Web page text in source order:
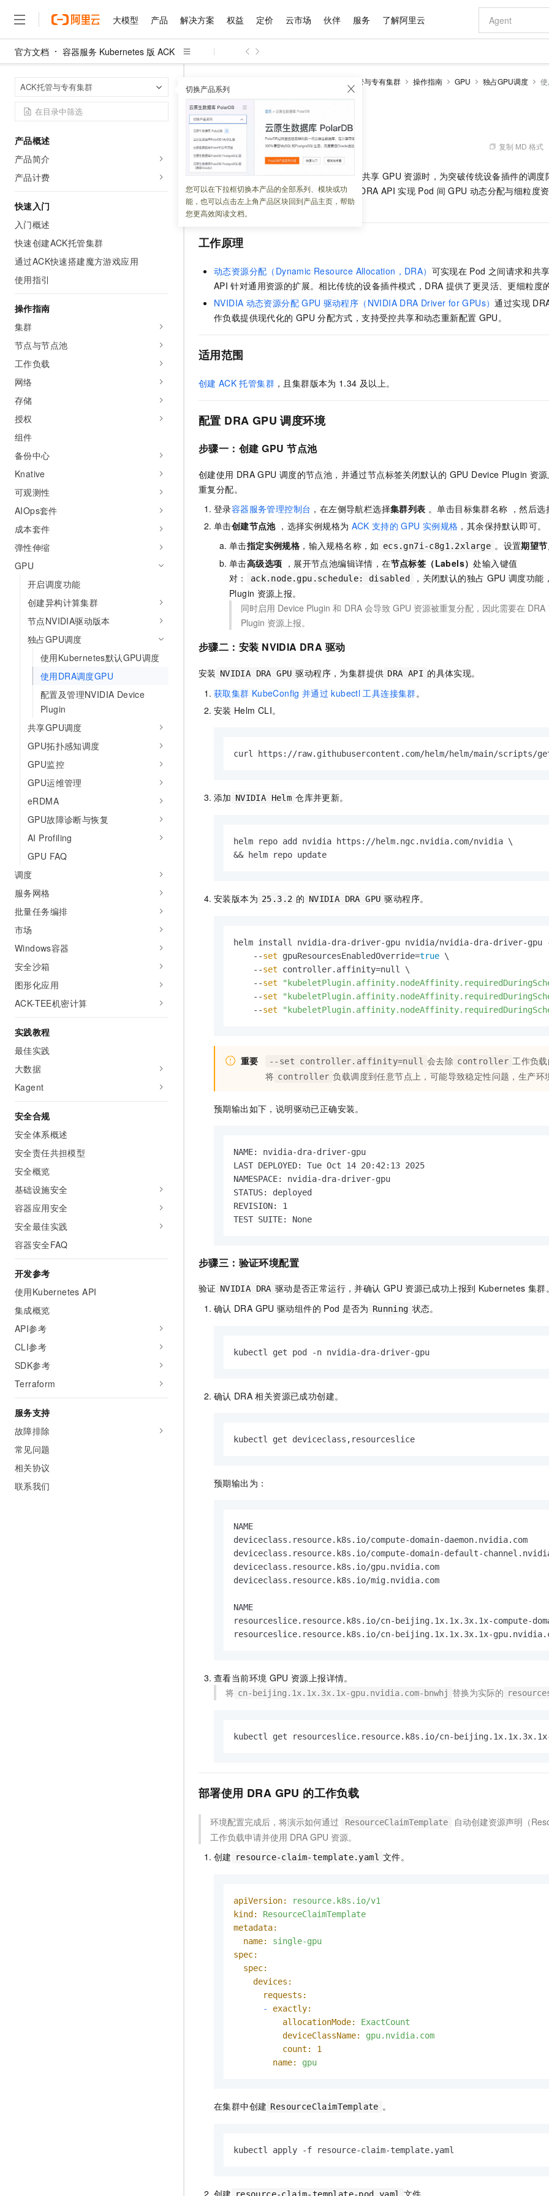
大模型 产品 解决方案 权益 定价 云市场 伙伴 服务 了解阿里云
官方文档 容器服务 Kubernetes 版 ACK
ACK托管与专有集群 切换产品系列
您可以在下拉框切换本产品的全部系列、模块或功
能，也可以点击左上角产品区块回到产品主页，帮助
您更高效阅读文档。
产品概述
产品简介
产品计费
快速入门
入门概述
快速创建ACK托管集群
通过ACK快速搭建魔方游戏应用
使用指引
操作指南
集群
节点与节点池
工作负载
网络
存储
授权
组件
备份中心
Knative
可观测性
AIOps套件
成本套件
弹性伸缩
GPU
开启调度功能
创建异构计算集群
节点NVIDIA驱动版本
独占GPU调度
使用Kubernetes默认GPU调度
使用DRA调度GPU
配置及管理NVIDIA Device
Plugin
共享GPU调度
GPU拓扑感知调度
GPU监控
GPU运维管理
eRDMA
GPU故障诊断与恢复
AI Profiling
GPU FAQ
调度
服务网格
批量任务编排
市场
Windows容器
安全沙箱
图形化应用
ACK-TEE机密计算
实践教程
最佳实践
大数据
Kagent
安全合规
安全体系概述
安全责任共担模型
安全概览
基础设施安全
容器应用安全
安全最佳实践
容器安全FAQ
开发参考
使用Kubernetes API
集成概览
API参考
CLI参考
SDK参考
Terraform
服务支持
故障排除
常见问题
相关协议
联系我们
ACK托管与专有集群 操作指南 GPU 独占GPU调度
使用DRA调度GPU
更新时间： 2026-03-06 10:36:53 复制 MD 格式
训练和推理场景中，当多个应用需要共享 GPU 资源时，为突破传统设备插件的调度
署 NVIDIA DRA 驱动，通过 Kubernetes DRA API 实现 Pod 间 GPU 动态分配与细粒度
率并降低成本。
工作原理
动态资源分配（Dynamic Resource Allocation，DRA） 可实现在 Pod 之间请求和共
API 针对通用资源的扩展。相比传统的设备插件模式，DRA 提供了更灵活、更细粒度
NVIDIA 动态资源分配 GPU 驱动程序（NVIDIA DRA Driver for GPUs）通过实现
作负载提供现代化的 GPU 分配方式，支持受控共享和动态重新配置 GPU。
适用范围
创建 ACK 托管集群 ，且集群版本为 1.34 及以上。
配置 DRA GPU 调度环境
步骤一：创建 GPU 节点池
创建使用 DRA GPU 调度的节点池，并通过节点标签关闭默认的 GPU Device Plugin 资
重复分配。
登录容器服务管理控制台 ，在左侧导航栏选择集群列表 。单击目标集群名称 ，然后选
单击创建节点池，选择实例规格为 ACK 支持的 GPU 实例规格 ，其余保持默认即可。
单击指定实例规格 ，输入规格名称，如 ecs.gn7i-c8g1.2xlarge 。设置期望
单击高级选项 ，展开节点池编辑详情，在节点标签（Labels）处输入键值
对：
ack.node.gpu.schedule: disabled ，关闭默认的独占 GPU 调度功能
Plugin 资源上报。
同时启用 Device Plugin 和 DRA 会导致 GPU 资源被重复分配，因此需要在 DRA
Plugin 资源上报。
步骤二：安装 NVIDIA DRA 驱动
安装 NVIDIA DRA GPU 驱动程序，为集群提供 DRA API 的具体实现。
获取集群 KubeConfig 并通过 kubectl 工具连接集群。
安装 Helm CLI。
curl https://raw.githubusercontent.com/helm/helm/main/scripts/
添加 NVIDIA Helm 仓库并更新。
helm repo add nvidia https://helm.ngc.nvidia.com/nvidia \
&& helm repo update
安装版本为 25.3.2 的 NVIDIA DRA GPU 驱动程序。
helm install nvidia-dra-driver-gpu nvidia/nvidia-dra-driver-gpu
    --
set gpuResourcesEnabledOverride=true \
    --
set controller.affinity=null \
    --
set
    --
set
    --
set
重要 --set controller.affinity=null 会去除 controller 工作负
将 controller 负载调度到任意节点上，可能导致稳定性问题，生产环
预期输出如下，说明驱动已正确安装。
NAME: nvidia-dra-driver-gpu
LAST DEPLOYED: Tue Oct 14 20:42:13 2025
NAMESPACE: nvidia-dra-driver-gpu
STATUS: deployed
REVISION: 1
TEST SUITE: None
步骤三：验证环境配置
验证 NVIDIA DRA 驱动是否正常运行，并确认 GPU 资源已成功上报到 Kubernetes 集群
确认 DRA GPU 驱动组件的 Pod 是否为 Running 状态。
kubectl get pod -n nvidia-dra-driver-gpu
确认 DRA 相关资源已成功创建。
kubectl get deviceclass,resourceslice
预期输出为：
NAME
deviceclass.resource.k8s.io/compute-domain-
deviceclass.resource.k8s.io/compute-domain-default-
deviceclass.resource.k8s.io/gpu.nvidia.com
deviceclass.resource.k8s.io/mig.nvidia.com
NAME
resourceslice.resource.k8s.io/cn-beijing.1x.1x.3x.1x-compute-
resourceslice.resource.k8s.io/cn-beijing.1x.1x.3x.1x-
查看当前环境 GPU 资源上报详情。
将 cn-beijing.1x.1x.3x.1x-gpu.nvidia.com-bnwhj 替换为实际的
kubectl get resourceslice.resource.k8s.io/cn-
部署使用 DRA GPU 的工作负载
环境配置完成后，将演示如何通过 ResourceClaimTemplate
自动创建资源声明（
工作负载申请并使用 DRA GPU 资源。
创建
resource-claim-template.yaml 文件。
apiVersion:
resource.k8s.io/v1
kind:
ResourceClaimTemplate
metadata:
name:
single-gpu
spec:
spec:
devices:
requests:
-
exactly:
allocationMode:
ExactCount
deviceClassName:
gpu.nvidia.com
count:
1
name:
gpu
在集群中创建 ResourceClaimTemplate 。
kubectl apply -f resource-claim-template.yaml
创建 resource-claim-template-pod.yaml 文件。
大模型
大模型
大模型
文本生成
Qwen3.8-Max HOT
智能体时代全能旗舰模型
能看、能想、能动手的多模态智能体模型
Qwen3-VL-Plus
Kimi-K3 NEW
Kimi 最新旗舰模型，长程编程与推理利器
GLM-5.2
1M上下文，专为长程任务能力而生
Wan2.7-
千问AI平台-Token Plan
千问AI平台-模型体验
Happy 系列大模型
新一代 AI 视频生成模型，深度适配广告营销等场景
大模型服务平台百炼-智能体
大模型解决方案
快速部署 Dify，高效搭建 AI 应用
依托云原生高可用架构,实现Dify私有化部署
在企业官网、通讯软件中为客户提供 AI 客服
10分钟微调：让0.6B模型媲美235B模型
用1%尺寸在特定领域达到大模型90%以上效果
多种方案随心选，轻松解锁专属 DeepSeek
多模态数据
产品
精选产品
人工智能与机器学习
容器
存储
网络与CDN
安全
中间件
数据库
大数据计算
媒体服务
企业服务与云通信
域名与网站
终端用户计算
Serverless
开发工具
迁移与运维管理
专有云
精选产品
大模型服务平台百炼
大模型服务与应用平台
千问大模型
多元化、高性能、安全可靠的大模型服务
无影云电脑
随时随地安全接入的云上超级电脑
云解析DNS
云原生大数据计算服务 MaxCompute
域名与网站
对象存储 OSS
人工智能平台 PAI 大模型
一站式AI开发、训练和推理服务
Qoder CN
Qoder
面向真实软件
解决方案
精选解决方案
AI
大数据
现代化应用
安全
网络
可观测
上云与迁云
企业出海
政企业务
精选解决方案
睿译宝，AI翻译排版一步到位
上传文档即自动完成翻译和格式还原
GLM-5.2：长任务时代开源旗舰模型
真正可用的 1M 上下文,一次完成代码全链路开发
Hermes Agent，打造自进化智能体
自主进化，持久记忆，越用越聪明
快速拥有专属 OpenClaw
即刻拥有 DeepSeek-V4-Pro
轻松解锁专属 DeepSeek-V4-Pro
5 分钟轻松部署专属 QwenPaw HOT
从聊天伙伴进化为能主动干活的本地数字员工
Claude Code + GStack 打造工程团队
一键购买专属
高效搭建 AI
权益 普惠上云
普惠上云 官方力荐
云服务器38元/年起，超值低价云产品抢先购
官方推荐返现计划
推荐新用户得奖励，单订单最高返9万
云工开物
高校专属算力普惠，学生认证享300元代金券
免费试用
解决方案免费试用 新老同享
AI 产品 免费试用
1亿+ 大模型 tokens 和 30+ 款产品免费体验
140+云产品 免费试用
大模型ACA认证体验
AI 特惠
智启 AI 普惠权益
阿里云 OPC 创新助力计划
至高百万元 Token 补贴，加速一人公司成长
Token Plan 模型订阅计划 NEW
Qwen3.8-Max 首发尝鲜，限时加量 10 倍，夜间低至2折
千问办公，限时限量积分加倍
Night Plan 支持 Qwen 3.8-Max NEW
夜间 5 折，Qwen/Meoo/TokenPlan 客户专享
AI 场景体
从图文生成到
AI 广告创作
图文、视频一
AI 办公
AI智能应用，
智能客服
定价 产品定价
了解云产品的定价详情
云上成本管理
管理和优化成本
价格计算器
自助选配和估算价格
价格优势
推动算力普惠，释放技术红利
配置报价
云市场 精选商城
网站建设
多端小程序
Salesforce 国际版订阅
友盟天域
观测云
Tuya 物联网平台阿里云版
电子合同
畅捷通
Tableau 订阅
AI空中课堂在线直播课堂（旗舰版）
生态解决方案
AI 开发和 AI 应用解决方案
数据与 API
数据集
身份实名认证
短信
OCR 文字识别
发票查验
天气预报查询
企业应用
ERP
基础软件
JAVA
Ubuntu
Red Hat
伙伴 成为销售伙伴
分销伙伴
咨询伙伴
销售伙伴合作计划
Salesforce On Alibaba Cloud
Consulting Partner 合作计划
成为产品伙伴
产品生态集成认证中心
产品生态伙伴工作台
产品伙伴
云网络合作
服务生态伙伴
服务 售前咨询
在线服务
售后服务
自助服务
工单服务
短信专区
企业增值服务
企业支持计划
企业增值服务台
企业成长
服务实践
阿里云认证
信息公告
官网公告
了解阿里云 为什么选择阿里云
什么是云计算
技术领先
稳定可靠
安全合规
分析师报告
研究报告与白皮书
天池大赛
AI 算法大赛
云开发大赛
入门学习赛
最佳实践
云上春晚
云栖战略参考
云上的中国
看见新力量
金融模力时刻
客户案例
市场活动
魔搭
云工开物
科研合作